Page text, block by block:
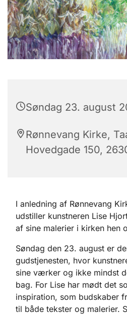
Søndag 23. august
Rønnevang Kirke,
Hovedgade 150,
I anledning af Rønnevang
udstiller kunstneren Lise
af sine malerier i kirken hen
Søndag den 23. august er
gudstjenesten, hvor
sine værker og ikke mindst
bag. For Lise har mødt det
inspiration, som budskaber
til både tekster og malerier.